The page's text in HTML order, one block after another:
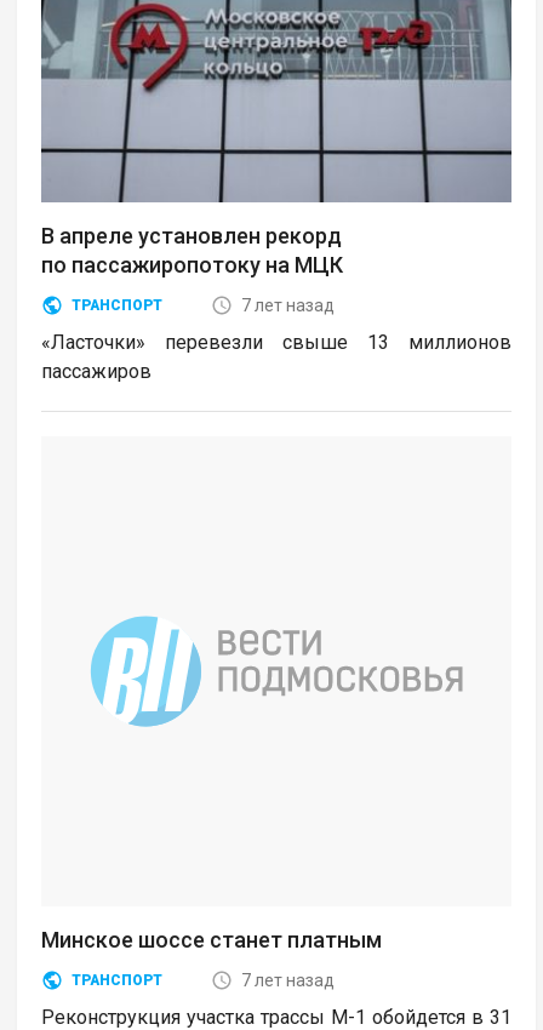
В апреле установлен рекорд
по пассажиропотоку на МЦК
ТРАНСПОРТ 7 лет назад
«Ласточки» перевезли свыше 13 миллионов
пассажиров
Минское шоссе станет платным
ТРАНСПОРТ 7 лет назад
Реконструкция участка трассы М-1 обойдется в 31